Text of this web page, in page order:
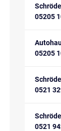
05205
05205
0521
0521